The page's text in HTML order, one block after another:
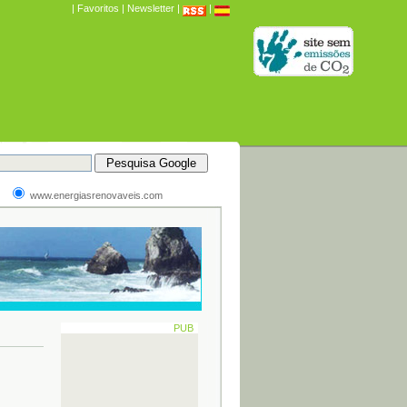
| Favoritos | Newsletter | |
www.energiasrenovaveis.com
PUB